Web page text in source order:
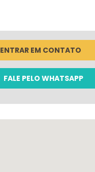
ENTRAR EM CONTATO
FALE PELO WHATSAPP